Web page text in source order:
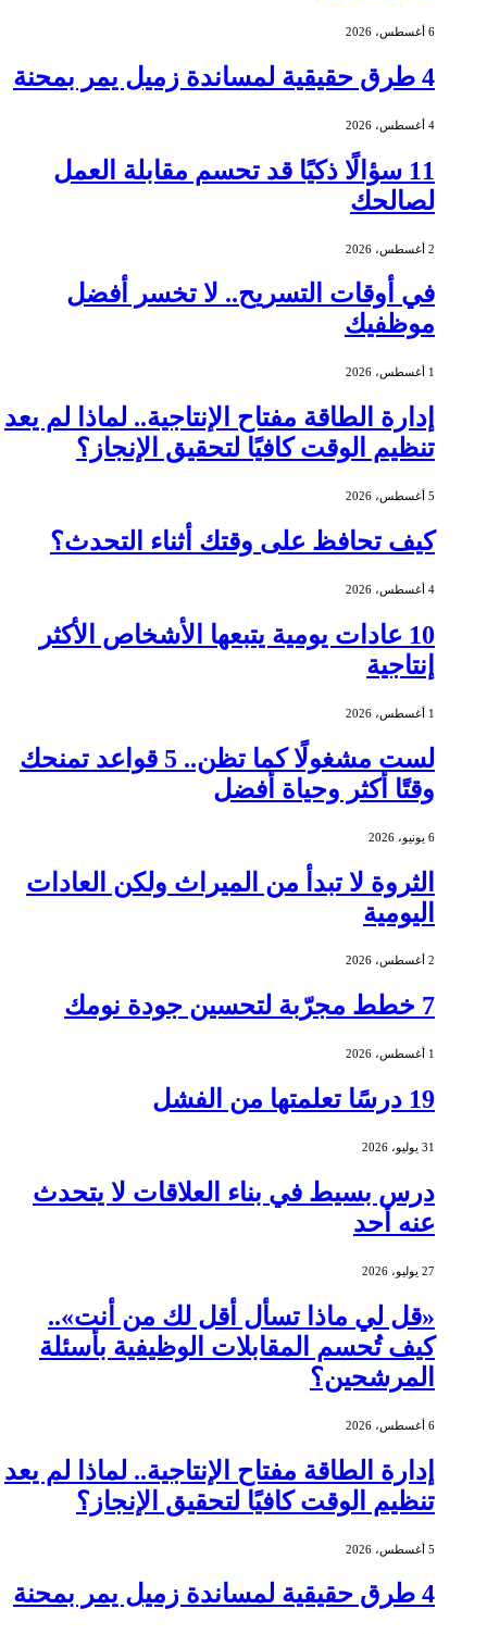
6 أغسطس، 2026
4 طرق حقيقية لمساندة زميل يمر بمحنة
4 أغسطس، 2026
11 سؤالًا ذكيًا قد تحسم مقابلة العمل
لصالحك
2 أغسطس، 2026
في أوقات التسريح.. لا تخسر أفضل
موظفيك
1 أغسطس، 2026
إدارة الطاقة مفتاح الإنتاجية.. لماذا لم يعد
تنظيم الوقت كافيًا لتحقيق الإنجاز؟
5 أغسطس، 2026
كيف تحافظ على وقتك أثناء التحدث؟
4 أغسطس، 2026
10 عادات يومية يتبعها الأشخاص الأكثر
إنتاجية
1 أغسطس، 2026
لست مشغولًا كما تظن.. 5 قواعد تمنحك
وقتًا أكثر وحياة أفضل
6 يونيو، 2026
الثروة لا تبدأ من الميراث ولكن العادات
اليومية
2 أغسطس، 2026
7 خطط مجرّبة لتحسين جودة نومك
1 أغسطس، 2026
19 درسًا تعلمتها من الفشل
31 يوليو، 2026
درس بسيط في بناء العلاقات لا يتحدث
عنه أحد
27 يوليو، 2026
«قل لي ماذا تسأل أقل لك من أنت»..
كيف تُحسم المقابلات الوظيفية بأسئلة
المرشحين؟
6 أغسطس، 2026
إدارة الطاقة مفتاح الإنتاجية.. لماذا لم يعد
تنظيم الوقت كافيًا لتحقيق الإنجاز؟
5 أغسطس، 2026
4 طرق حقيقية لمساندة زميل يمر بمحنة